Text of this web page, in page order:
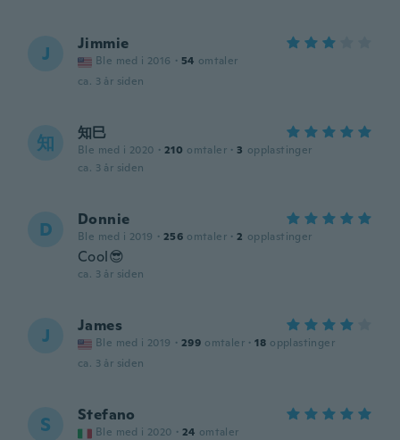
J Jimmie
Ble med i 2016 · 54 omtaler
ca. 3 år siden
知 知巳
Ble med i 2020 · 210 omtaler · 3 opplastinger
ca. 3 år siden
D Donnie
Ble med i 2019 · 256 omtaler · 2 opplastinger
Cool😎
ca. 3 år siden
J James
Ble med i 2019 · 299 omtaler · 18 opplastinger
ca. 3 år siden
S Stefano
Ble med i 2020 · 24 omtaler